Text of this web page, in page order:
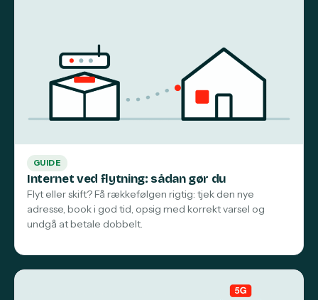
GUIDE
Internet ved flytning: sådan gør du
Flyt eller skift? Få rækkefølgen rigtig: tjek den nye
adresse, book i god tid, opsig med korrekt varsel og
undgå at betale dobbelt.